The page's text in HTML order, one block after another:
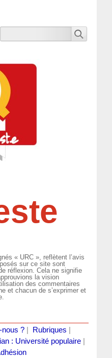
« URC », reflètent l’avis
sur ce site sont
réflexion. Cela ne signifie
la vision
des commentaires
et chacun de s’exprimer et
?| Rubriques
: Université populaire